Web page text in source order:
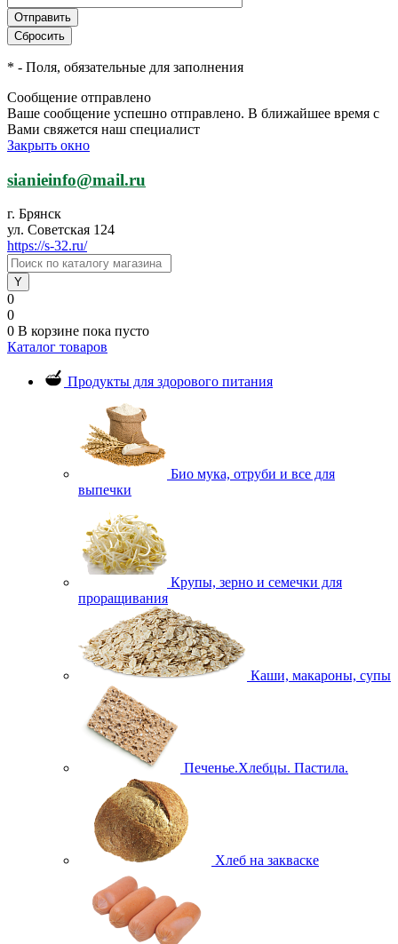
* - Поля, обязательные для заполнения
Сообщение отправлено
Ваше сообщение успешно отправлено. В ближайшее время с
Вами свяжется наш специалист
Закрыть окно
sianieinfo@mail.ru
г. Брянск
ул. Советская 124
https://s-32.ru/
0
0
0 В корзине пока пусто
Каталог товаров
Продукты для здорового питания
Био мука, отруби и все для
выпечки
Крупы, зерно и семечки для
проращивания
Каши, макароны, супы
Печенье.Хлебцы. Пастила.
Хлеб на закваске